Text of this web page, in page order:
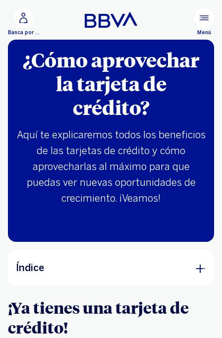
Banca por Internet Menú
¿Cómo aprovechar
la tarjeta de
crédito?
Aquí te explicaremos todos los beneficios
de las tarjetas de crédito y cómo
aprovecharlas al máximo para que
puedas ver nuevas oportunidades de
crecimiento. ¡Veamos!
Índice
¿Cómo aprovechar mi tarjeta de crédito?
Lo que debes evitar con tu tarjeta de crédito
¡Ya tienes una tarjeta de
crédito!